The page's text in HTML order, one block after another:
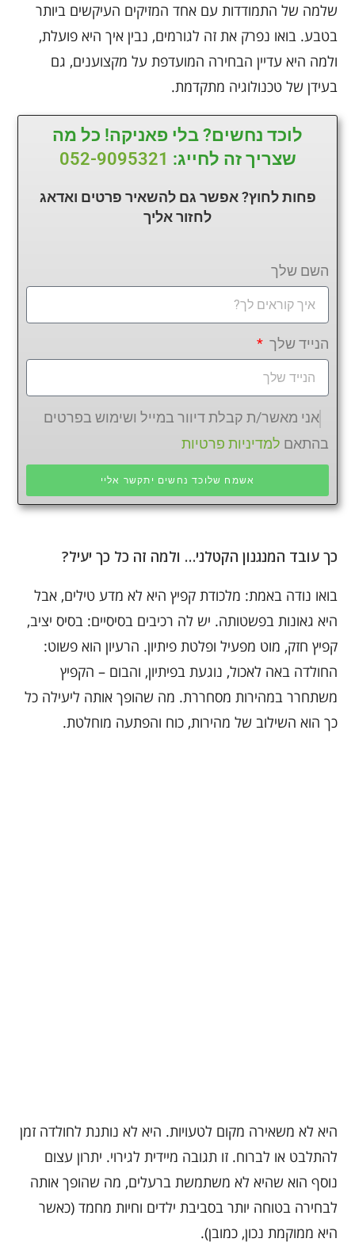
שלמה של התמודדות עם אחד המזיקים העיקשים ביותר
בטבע. בואו נפרק את זה לגורמים, נבין איך היא פועלת,
ולמה היא עדיין הבחירה המועדפת על מקצוענים, גם
בעידן של טכנולוגיה מתקדמת.
לוכד נחשים? בלי פאניקה! כל מה
שצריך זה לחייג: 052-9095321
פחות לחוץ? אפשר גם להשאיר פרטים ואדאג
לחזוראליך
השם שלך
הנייד שלך
אני מאשר/ת קבלת דיוור במייל ושימוש בפרטים
בהתאם למדיניות פרטיות
אשמח שלוכד נחשים יתקשר אליי
כך עובד המנגנון הקטלני… ולמה זה כל כך יעיל?
בואו נודה באמת: מלכודת קפיץ היא לא מדע טילים, אבל
היא גאונות בפשטותה. יש לה רכיבים בסיסיים: בסיס יציב,
קפיץ חזק, מוט מפעיל ופלטת פיתיון. הרעיון הוא פשוט:
החולדה באה לאכול, נוגעת בפיתיון, והבום – הקפיץ
משתחרר במהירות מסחררת. מה שהופך אותה ליעילה כל
כך הוא השילוב של מהירות, כוח והפתעה מוחלטת.
היא לא משאירה מקום לטעויות. היא לא נותנת לחולדה זמן
להתלבט או לברוח. זו תגובה מיידית לגירוי. יתרון עצום
נוסף הוא שהיא לא משתמשת ברעלים, מה שהופך אותה
לבחירה בטוחה יותר בסביבת ילדים וחיות מחמד (כאשר
היא ממוקמת נכון, כמובן).